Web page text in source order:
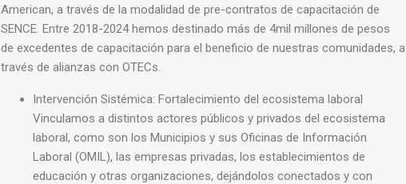
American, a través de la modalidad de pre-contratos de capacitación de
SENCE. Entre 2018-2024 hemos destinado más de 4mil millones de pesos
de excedentes de capacitación para el beneficio de nuestras comunidades, a
través de alianzas con OTECs.
Intervención Sistémica: Fortalecimiento del ecosistema laboral
Vinculamos a distintos actores públicos y privados del ecosistema
laboral, como son los Municipios y sus Oficinas de Información
Laboral (OMIL), las empresas privadas, los establecimientos de
educación y otras organizaciones, dejándolos conectados y con